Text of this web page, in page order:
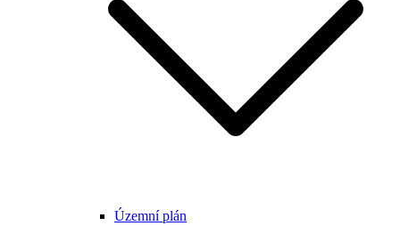
Územní plán